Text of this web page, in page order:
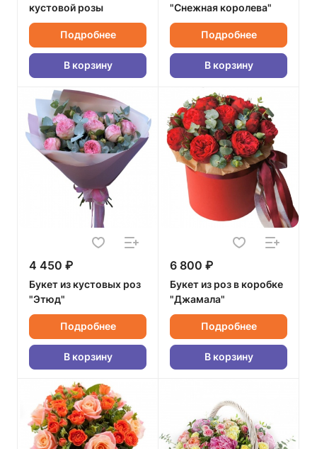
кустовой розы
Подробнее
В корзину
"Снежная королева"
Подробнее
В корзину
4 450 ₽
Букет из кустовых роз
"Этюд"
Подробнее
В корзину
6 800 ₽
Букет из роз в коробке
"Джамала"
Подробнее
В корзину